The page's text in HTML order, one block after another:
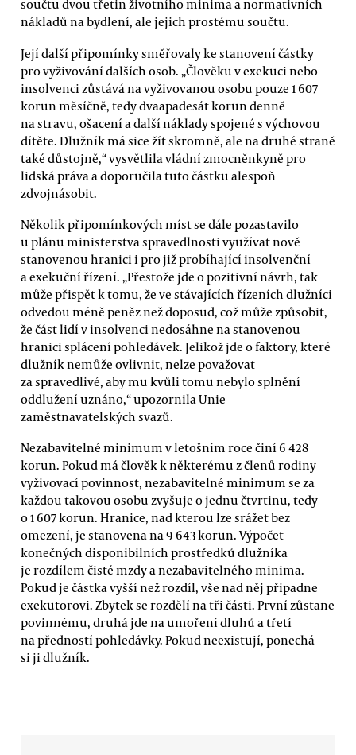
součtu dvou třetin životního minima a normativních
nákladů na bydlení, ale jejich prostému součtu.
Její další připomínky směřovaly ke stanovení částky
pro vyživování dalších osob. „Člověku v exekuci nebo
insolvenci zůstává na vyživovanou osobu pouze 1 607
korun měsíčně, tedy dvaapadesát korun denně
na stravu, ošacení a další náklady spojené s výchovou
dítěte. Dlužník má sice žít skromně, ale na druhé straně
také důstojně,“ vysvětlila vládní zmocněnkyně pro
lidská práva a doporučila tuto částku alespoň
zdvojnásobit.
Několik připomínkových míst se dále pozastavilo
u plánu ministerstva spravedlnosti využívat nově
stanovenou hranici i pro již probíhající insolvenční
a exekuční řízení. „Přestože jde o pozitivní návrh, tak
může přispět k tomu, že ve stávajících řízeních dlužníci
odvedou méně peněz než doposud, což může způsobit,
že část lidí v insolvenci nedosáhne na stanovenou
hranici splácení pohledávek. Jelikož jde o faktory, které
dlužník nemůže ovlivnit, nelze považovat
za spravedlivé, aby mu kvůli tomu nebylo splnění
oddlužení uznáno,“ upozornila Unie
zaměstnavatelských svazů.
Nezabavitelné minimum v letošním roce činí 6 428
korun. Pokud má člověk k některému z členů rodiny
vyživovací povinnost, nezabavitelné minimum se za
každou takovou osobu zvyšuje o jednu čtvrtinu, tedy
o 1 607 korun. Hranice, nad kterou lze srážet bez
omezení, je stanovena na 9 643 korun. Výpočet
konečných disponibilních prostředků dlužníka
je rozdílem čisté mzdy a nezabavitelného minima.
Pokud je částka vyšší než rozdíl, vše nad něj připadne
exekutorovi. Zbytek se rozdělí na tři části. První zůstane
povinnému, druhá jde na umoření dluhů a třetí
na předností pohledávky. Pokud neexistují, ponechá
si ji dlužník.